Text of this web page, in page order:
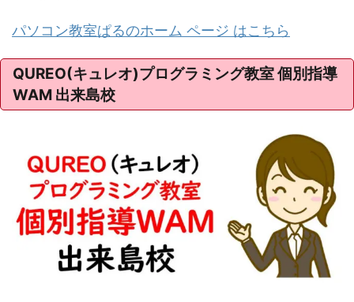
パソコン教室ぱるのホーム ページ はこちら
QUREO(キュレオ)プログラミング教室 個別指導
WAM 出来島校